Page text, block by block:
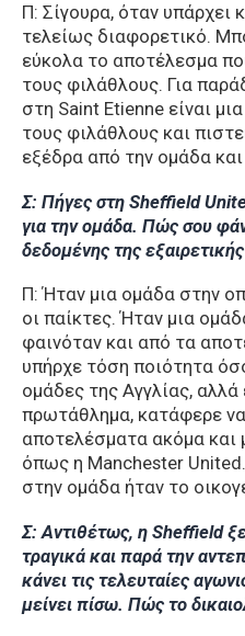
Π: Σίγουρα, όταν υπάρχει
τελείως διαφορετικό.
εύκολα το αποτέλεσμα
τους φιλάθλους. Για
στη Saint Etienne είναι
τους φιλάθλους και
εξέδρα από την ομάδα
Σ: Πήγες στη Sheffield
για την ομάδα. Πώς σου
δεδομένης της
Π: Ήταν μια ομάδα στην
οι παίκτες. Ήταν μια
φαινόταν και από τα
υπήρχε τόση ποιότητα
ομάδες της Αγγλίας, αλλά
πρωτάθλημα, κατάφερε
αποτελέσματα ακόμα και
όπως η Manchester
στην ομάδα ήταν το
Σ: Αντιθέτως, η Sheffield
τραγικά και παρά την
κάνει τις τελευταίες
μείνει πίσω. Πώς το